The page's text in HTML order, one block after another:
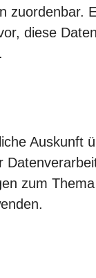
zuordenbar.
diese
Auskunft
zum